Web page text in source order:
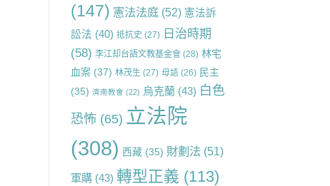
(147) 憲法法庭(52) 憲法訴
訟法 (40) 抵抗史 (27) 日治時期
(58) 李江却台語文教基金會(28) 林宅
血案(37) 林茂生 (27) 母語(26) 民主
(35) 濟南教會 (22) 烏克蘭(43) 白色
恐怖 (65) 立法院
(308) 西藏(35) 財劃法(51)
軍購(43) 轉型正義 (113)